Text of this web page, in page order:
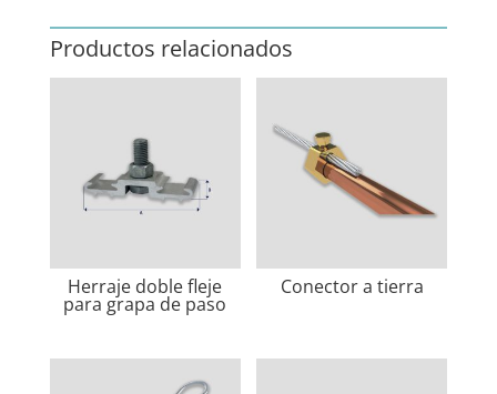
Productos relacionados
Herraje doble fleje
para grapa de paso
Conector a tierra